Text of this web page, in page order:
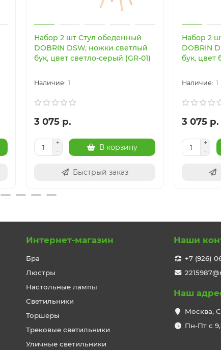
Набор 2 шт Стул обеденный
DOBRIN DSW, ножки светлый
бук, цвет светло-серый (GR-01)
1
3 075 р.
В корзину
Быстрый заказ
Набор 2
DOBRIN
бук, цвет
1
3 075 р.
Интернет-магазин
Бра
Люстры
Настольные лампы
Светильники
Торшеры
Трековые светильники
Уличные светильники
Наши
+7 (926)
Наш
Москва,
Пн-Пт с